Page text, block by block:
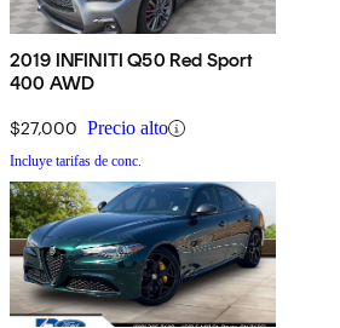
2019 INFINITI Q50 Red Sport
400 AWD
$27,000 Precio alto
Incluye tarifas de conc.